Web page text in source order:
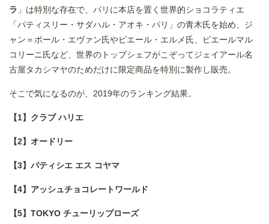
ラ 」は特別な存在で、パリに本店を置く世界的ショコラティエ
「パティスリー・サダハル・アオキ・パリ」の青木氏を始め、ジ
ャン＝ポール・エヴァン氏やピエール・エルメ氏、ピエールマル
コリーニ氏など、世界のトップシェフがこぞってジェイアール名
古屋タカシマヤのためだけに限定商品を特別に製作し販売。
そこで気になるのが、2019年のランキング結果。
【1】クラブ ハリエ
【2】オードリー
【3】パティシエ エス コヤマ
【4】アッシュチョコレートワールド
【5】 TOKYO チューリップローズ